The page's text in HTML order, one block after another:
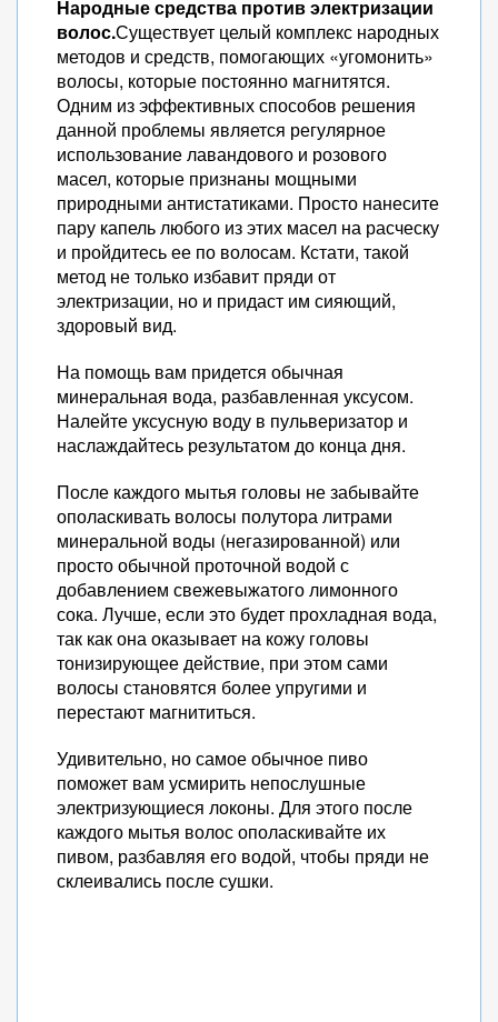
Народные средства против электризации
волос.Существует целый комплекс народных
методов и средств, помогающих «угомонить»
волосы, которые постоянно магнитятся.
Одним из эффективных способов решения
данной проблемы является регулярное
использование лавандового и розового
масел, которые признаны мощными
природными антистатиками. Просто нанесите
пару капель любого из этих масел на расческу
и пройдитесь ее по волосам. Кстати, такой
метод не только избавит пряди от
электризации, но и придаст им сияющий,
здоровый вид.
На помощь вам придется обычная
минеральная вода, разбавленная уксусом.
Налейте уксусную воду в пульверизатор и
наслаждайтесь результатом до конца дня.
После каждого мытья головы не забывайте
ополаскивать волосы полутора литрами
минеральной воды (негазированной) или
просто обычной проточной водой с
добавлением свежевыжатого лимонного
сока. Лучше, если это будет прохладная вода,
так как она оказывает на кожу головы
тонизирующее действие, при этом сами
волосы становятся более упругими и
перестают магнититься.
Удивительно, но самое обычное пиво
поможет вам усмирить непослушные
электризующиеся локоны. Для этого после
каждого мытья волос ополаскивайте их
пивом, разбавляя его водой, чтобы пряди не
склеивались после сушки.